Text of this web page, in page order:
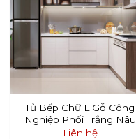
Tủ Bếp Chữ L Gỗ Công
Nghiệp Phối Trắng Nâu
Liên hệ